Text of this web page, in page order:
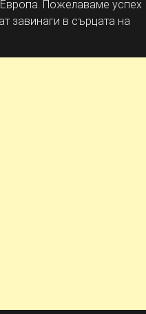
Пожелаваме успех
завинаги в сърцата на